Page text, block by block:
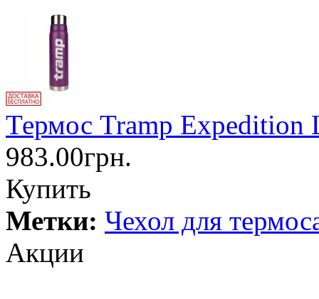
Термос Tramp Expedition
983.00грн.
Купить
Метки: Чехол для
Акции